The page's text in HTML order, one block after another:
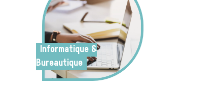
Informatique &
Bureautique